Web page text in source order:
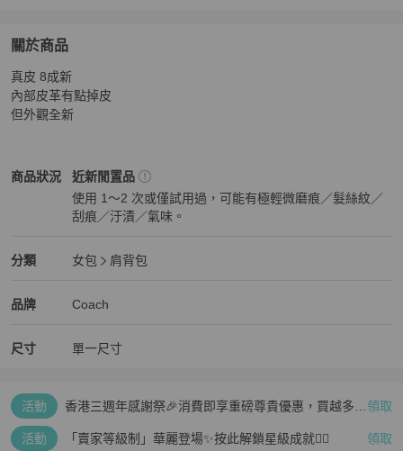
關於商品
關於 coach 紅色側背包
真皮 8成新
內部皮革有點掉皮
但外觀全新
商品狀況
Coach女包 商品狀態與細節
近新閒置品
使用 1～2 次或僅試用過，可能有極輕微磨痕／髮絲紋／
刮痕／汙漬／氣味。
分類
Coach 分類資訊
女包
肩背包
品牌
Coach 女包品牌介紹
Coach
Coach 推薦清單
尺寸 單一尺寸
活動
香港三週年感謝祭🎉消費即享重磅尊貴優惠，買越多、 領取
活動 「賣家等級制」華麗登場✨按此解鎖星級成就👆🏻 領取